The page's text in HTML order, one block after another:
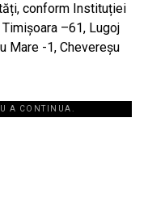
conform Instituției
–61, Lugoj
Mare -1, Chevereșu
A CONTINUA.